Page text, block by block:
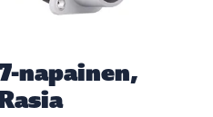
napainen,